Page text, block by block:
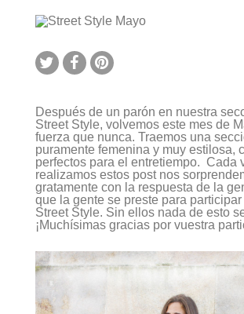
Style
Mayo
Después de un parón en nuestra
Street Style, volvemos este mes de
fuerza que nunca. Traemos una
puramente femenina y muy estilosa,
perfectos para el entretiempo. Cada
realizamos estos post nos
gratamente con la respuesta de la
que la gente se preste para
Street Style. Sin ellos nada de esto
¡Muchísimas gracias por vuestra